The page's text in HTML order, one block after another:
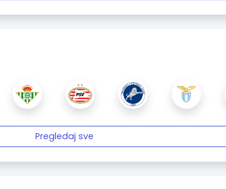
Pregledaj sve